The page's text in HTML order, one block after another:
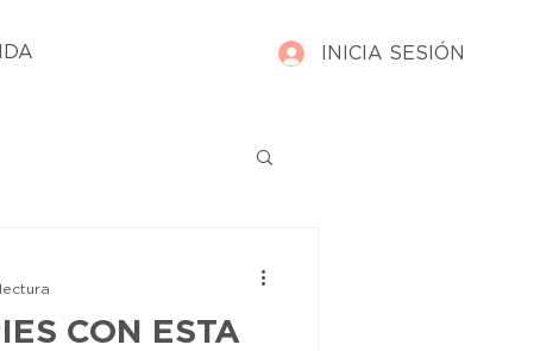
INICIA SESIÓN
CON ESTA